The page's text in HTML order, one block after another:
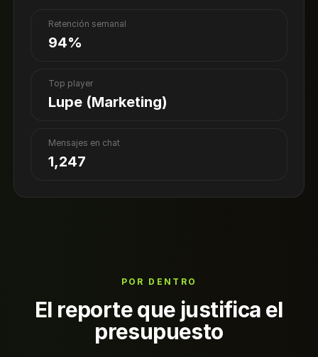
Retención semanal
94%
Top player
Lupe (Marketing)
Mensajes en chat
1,247
POR DENTRO
El reporte que justifica el
presupuesto